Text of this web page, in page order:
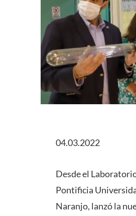
04.03.2022
Desde el
Pontificia
Naranjo, lanzó la